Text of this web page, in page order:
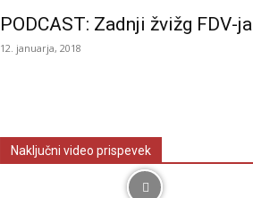
PODCAST: Zadnji žvižg FDV-ja
12. januarja, 2018
Naključni video prispevek